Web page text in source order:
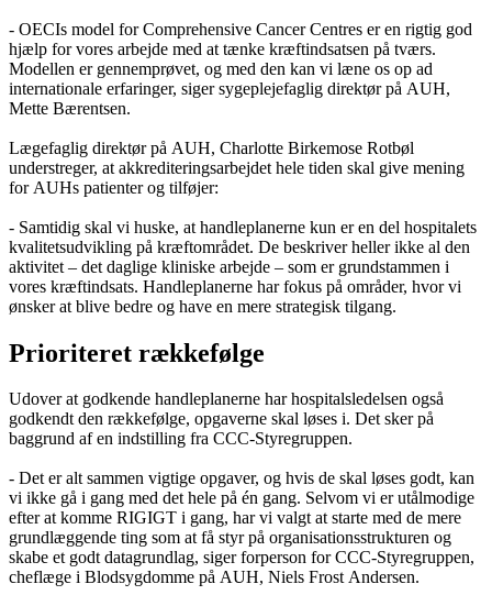
- OECIs model for Comprehensive Cancer Centres er en rigtig god
hjælp for vores arbejde med at tænke kræftindsatsen på tværs.
Modellen er gennemprøvet, og med den kan vi læne os op ad
internationale erfaringer, siger sygeplejefaglig direktør på AUH,
Mette Bærentsen.
Lægefaglig direktør på AUH, Charlotte Birkemose Rotbøl
understreger, at akkrediteringsarbejdet hele tiden skal give mening
for AUHs patienter og tilføjer:
- Samtidig skal vi huske, at handleplanerne kun er en del hospitalets
kvalitetsudvikling på kræftområdet. De beskriver heller ikke al den
aktivitet – det daglige kliniske arbejde – som er grundstammen i
vores kræftindsats. Handleplanerne har fokus på områder, hvor vi
ønsker at blive bedre og have en mere strategisk tilgang.
Prioriteret rækkefølge
Udover at godkende handleplanerne har hospitalsledelsen også
godkendt den rækkefølge, opgaverne skal løses i. Det sker på
baggrund af en indstilling fra CCC-Styregruppen.
- Det er alt sammen vigtige opgaver, og hvis de skal løses godt, kan
vi ikke gå i gang med det hele på én gang. Selvom vi er utålmodige
efter at komme RIGIGT i gang, har vi valgt at starte med de mere
grundlæggende ting som at få styr på organisationsstrukturen og
skabe et godt datagrundlag, siger forperson for CCC-Styregruppen,
cheflæge i Blodsygdomme på AUH, Niels Frost Andersen.